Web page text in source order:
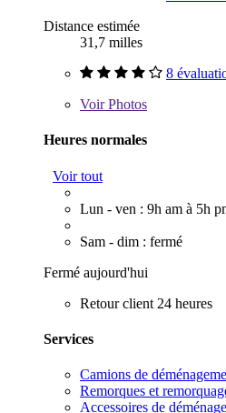
Distance estimée
31,7 milles
8
VoirPhotos
Heures normales
Voir tout
Lun - ven : 9h am à 5h
Sam - dim : fermé
Fermé aujourd'hui
Retour client 24 heures
Services
Camions de
Remorques et
Accessoires de